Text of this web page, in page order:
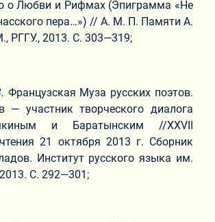
о Любви и Рифмах (Эпиграмма «Не
пера…») // А. М. П. Памяти А.
РГГУ., 2013. С. 303—319;
Французская Муза русских поэтов.
— участник творческого диалога
и Баратынским //XXVII
21 октября 2013 г. Сборник
Институт русского языка им.
С. 292—301;